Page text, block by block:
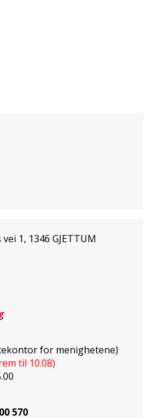
1, 1346 GJETTUM
for menighetene)
til 10.08)
570